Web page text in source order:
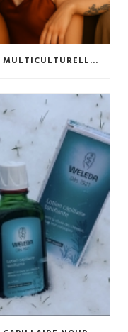
UNE CÉLÉBRATION DE LA BEAUTÉ MULTICULTURELLE 💫✨